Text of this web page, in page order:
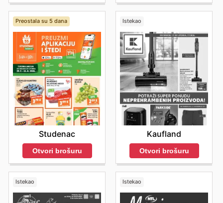
Preostala su 5 dana
Studenac
Otvori brošuru
Istekao
Kaufland
Otvori brošuru
Istekao Istekao